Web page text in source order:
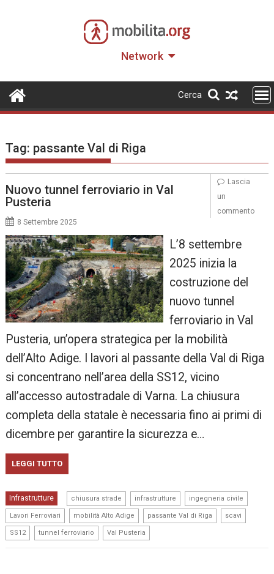
Network
Cerca
Tag: passante Val di Riga
Nuovo tunnel ferroviario in Val
Pusteria
8 Settembre 2025
L’8 settembre
2025 inizia la
costruzione del
nuovo tunnel
ferroviario in Val
Pusteria, un’opera strategica per la mobilità
dell’Alto Adige. I lavori al passante della Val di Riga
si concentrano nell’area della SS12, vicino
all’accesso autostradale di Varna. La chiusura
completa della statale è necessaria fino ai primi di
dicembre per garantire la sicurezza e…
LEGGI TUTTO
Infrastrutture chiusura strade infrastrutture ingegneria civile
Lavori Ferroviari mobilità Alto Adige passante Val di Riga scavi
SS12 tunnel ferroviario Val Pusteria
Lascia
un
commento